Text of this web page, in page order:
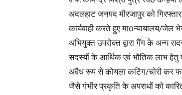
अदलहाट जनपद मीरजापुर को
कार्यवाही करते हुए मा0न्यायालय/जेल
अभियुक्त उपरोक्त द्वारा गैंग के अन्य
सदस्यों के आर्थिक एवं भौतिक लाभ
अवैध रूप से कोयला कटिंग/चोरी कर
जैसे गंभीर प्रकृति के अपराधों को